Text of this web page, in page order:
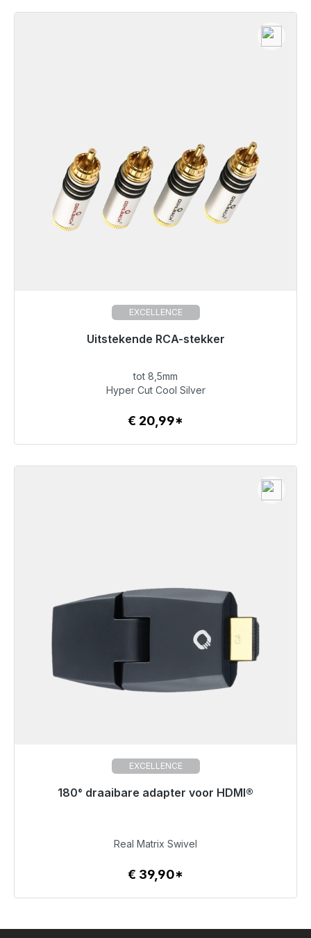
EXCELLENCE
Uitstekende RCA-stekker
€ 20,99
Details
tot 8,5mm
Hyper Cut Cool Silver
€ 20,99*
EXCELLENCE
180° draaibare adapter voor HDMI®
Niet langer beschikbaar
Details
Real Matrix Swivel
€ 39,90*